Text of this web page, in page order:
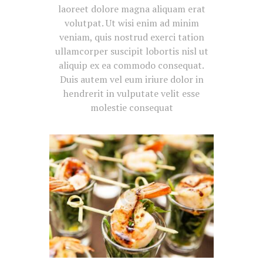
laoreet dolore magna aliquam erat
volutpat. Ut wisi enim ad minim
veniam, quis nostrud exerci tation
ullamcorper suscipit lobortis nisl ut
aliquip ex ea commodo consequat.
Duis autem vel eum iriure dolor in
hendrerit in vulputate velit esse
molestie consequat